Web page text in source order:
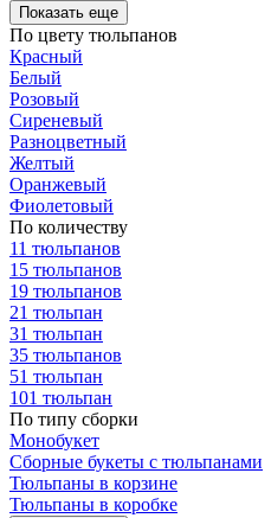
Показать еще
По цвету тюльпанов
Красный
Белый
Розовый
Сиреневый
Разноцветный
Желтый
Оранжевый
Фиолетовый
По количеству
11 тюльпанов
15 тюльпанов
19 тюльпанов
21 тюльпан
31 тюльпан
35 тюльпанов
51 тюльпан
101 тюльпан
По типу сборки
Монобукет
Сборные букеты с тюльпанами
Тюльпаны в корзине
Тюльпаны в коробке